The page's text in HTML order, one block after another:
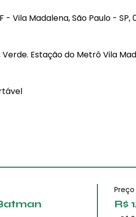
- Vila Madalena, São Paulo - SP,
Verde. Estação do Metrô Vila
Preço
R$